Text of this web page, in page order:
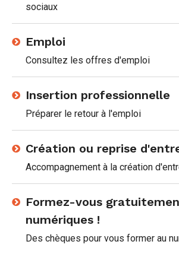
sociaux
Emploi
Consultez les offres d'emploi
Insertion professionnelle
Préparer le retour à l'emploi
Création ou reprise
Accompagnement à la création
Formez-vous
numériques !
Des chèques pour vous former au